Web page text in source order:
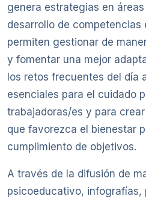
genera estrategias en áreas
desarrollo de competencias
permiten gestionar de
y fomentar una mejor
los retos frecuentes del día
esenciales para el cuidado
trabajadoras/es y para
que favorezca el bienestar
cumplimiento de objetivos.
A través de la difusión de
psicoeducativo, infografías,